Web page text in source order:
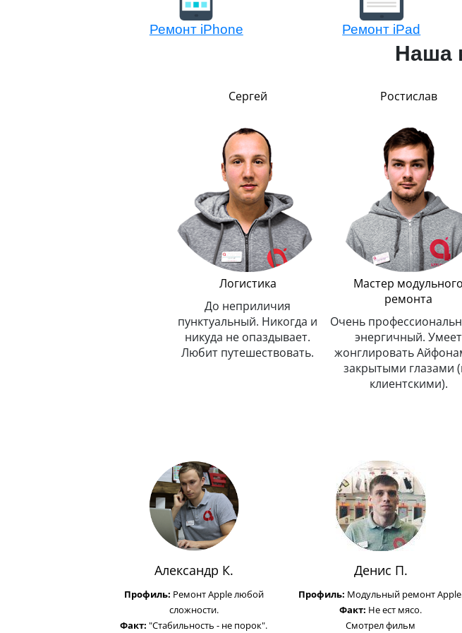
Ремонт iPhone Ремонт iPad
Наша
Сергей
Логистика
До неприличия
пунктуальный. Никогда и
никуда не опаздывает.
Любит путешествовать.
Ростислав
Мастер модульного
ремонта
Очень
энергичный. Умеет
жонглировать
закрытыми глазами
клиентскими).
Александр К.
Профиль: Ремонт Apple любой
сложности.
Факт: "Стабильность - не порок".
Денис П.
Профиль: Модульный ремонт
Факт: Не ест мясо.
Смотрел фильм